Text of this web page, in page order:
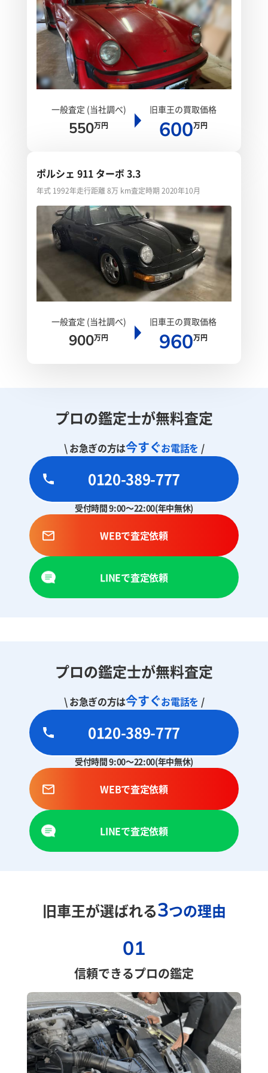
一般査定 (当社調べ)
550万円
旧車王の買取価格
600万円
ポルシェ 911 ターボ 3.3
年式 1992年走行距離 8万 km査定時期 2020年10月
一般査定 (当社調べ)
900万円
旧車王の買取価格
960万円
プロの鑑定士が無料査定
\ お急ぎの方は今すぐお電話を /
0120-389-777
受付時間 9:00～22:00(年中無休)
WEBで査定依頼
LINEで査定依頼
プロの鑑定士が無料査定
\ お急ぎの方は今すぐお電話を /
0120-389-777
受付時間 9:00～22:00(年中無休)
WEBで査定依頼
LINEで査定依頼
旧車王が選ばれる3つの理由
01
信頼できるプロの鑑定